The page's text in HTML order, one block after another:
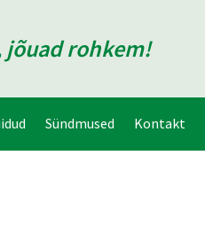
jõuad rohkem!
Sündmused Kontakt